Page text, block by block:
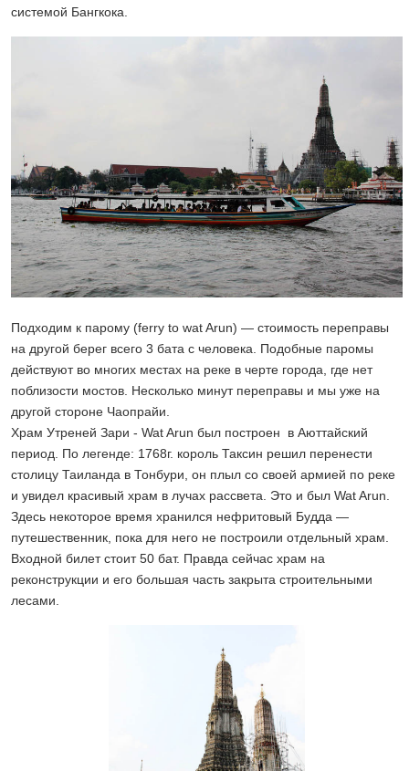
системой Бангкока.
Подходим к парому (ferry to wat Arun) — стоимость переправы
на другой берег всего 3 бата с человека. Подобные паромы
действуют во многих местах на реке в черте города, где нет
поблизости мостов. Несколько минут переправы и мы уже на
другой стороне Чаопрайи.
Храм Утреней Зари - Wat Arun был построен в Аюттайский
период. По легенде: 1768г. король Таксин решил перенести
столицу Таиланда в Тонбури, он плыл со своей армией по реке
и увидел красивый храм в лучах рассвета. Это и был Wat Arun.
Здесь некоторое время хранился нефритовый Будда —
путешественник, пока для него не построили отдельный храм.
Входной билет стоит 50 бат. Правда сейчас храм на
реконструкции и его большая часть закрыта строительными
лесами.